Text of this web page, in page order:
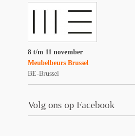
8 t/m 11 november
Meubelbeurs Brussel
BE-Brussel
Volg ons op Facebook